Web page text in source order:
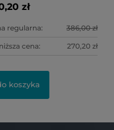
zł
regularna: 386,00 zł
cena: 270,20 zł
koszyka